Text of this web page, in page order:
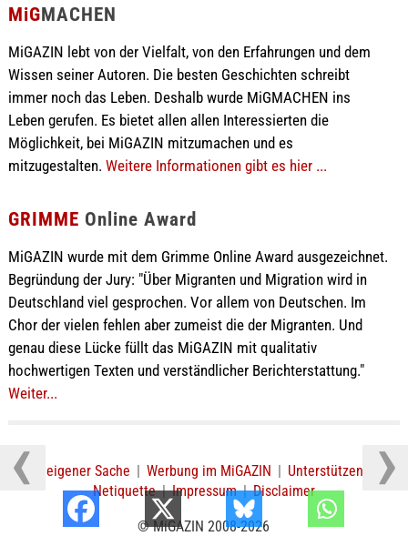
MiGMACHEN
MiGAZIN lebt von der Vielfalt, von den Erfahrungen und dem
Wissen seiner Autoren. Die besten Geschichten schreibt
immer noch das Leben. Deshalb wurde MiGMACHEN ins
Leben gerufen. Es bietet allen allen Interessierten die
Möglichkeit, bei MiGAZIN mitzumachen und es
mitzugestalten. Weitere Informationen gibt es hier ...
GRIMME Online Award
MiGAZIN wurde mit dem Grimme Online Award ausgezeichnet.
Begründung der Jury: "Über Migranten und Migration wird in
Deutschland viel gesprochen. Vor allem von Deutschen. Im
Chor der vielen fehlen aber zumeist die der Migranten. Und
genau diese Lücke füllt das MiGAZIN mit qualitativ
hochwertigen Texten und verständlicher Berichterstattung."
Weiter...
In eigener Sache | Werbung im MiGAZIN | Unterstützen
Netiquette | Impressum | Disclaimer
© MiGAZIN 2008-2026